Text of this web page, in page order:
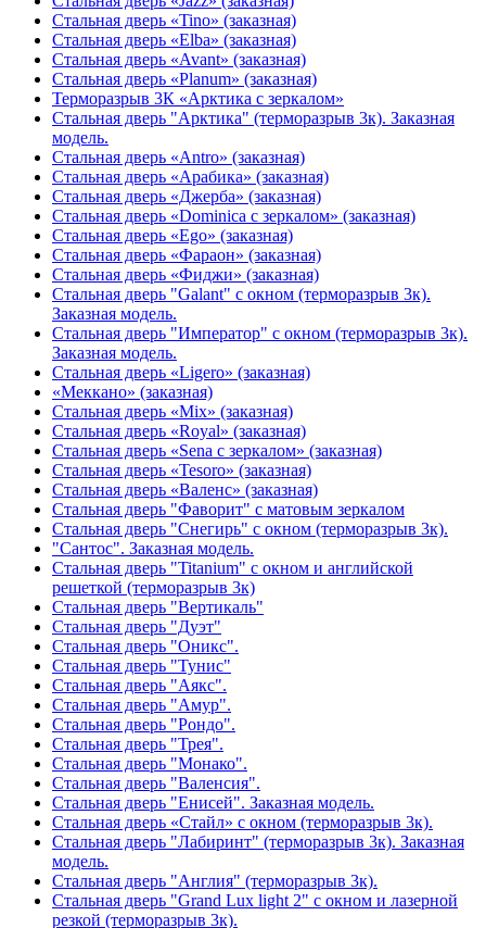
Стальная дверь «Tino» (заказная)
Стальная дверь «Elba» (заказная)
Стальная дверь «Avant» (заказная)
Стальная дверь «Planum» (заказная)
Терморазрыв 3К «Арктика с зеркалом»
Стальная дверь "Арктика" (терморазрыв 3к). Заказная
модель.
Стальная дверь «Antro» (заказная)
Стальная дверь «Арабика» (заказная)
Стальная дверь «Джерба» (заказная)
Стальная дверь «Dominica с зеркалом» (заказная)
Стальная дверь «Ego» (заказная)
Стальная дверь «Фараон» (заказная)
Стальная дверь «Фиджи» (заказная)
Стальная дверь "Galant" с окном (терморазрыв 3к).
Заказная модель.
Стальная дверь "Император" с окном (терморазрыв 3к).
Заказная модель.
Стальная дверь «Ligero» (заказная)
«Меккано» (заказная)
Стальная дверь «Mix» (заказная)
Стальная дверь «Royal» (заказная)
Стальная дверь «Sena с зеркалом» (заказная)
Стальная дверь «Tesoro» (заказная)
Стальная дверь «Валенс» (заказная)
Стальная дверь "Фаворит" с матовым зеркалом
Стальная дверь "Снегирь" с окном (терморазрыв 3к).
"Сантос". Заказная модель.
Стальная дверь "Titanium" с окном и английской
решеткой (терморазрыв 3к)
Стальная дверь "Вертикаль"
Стальная дверь "Дуэт"
Стальная дверь "Оникс".
Стальная дверь "Тунис"
Стальная дверь "Аякс".
Стальная дверь "Амур".
Стальная дверь "Рондо".
Стальная дверь "Трея".
Стальная дверь "Монако".
Стальная дверь "Валенсия".
Стальная дверь "Енисей". Заказная модель.
Стальная дверь «Стайл» с окном (терморазрыв 3к).
Стальная дверь "Лабиринт" (терморазрыв 3к). Заказная
модель.
Стальная дверь "Англия" (терморазрыв 3к).
Стальная дверь "Grand Lux light 2" с окном и лазерной
резкой (терморазрыв 3к).